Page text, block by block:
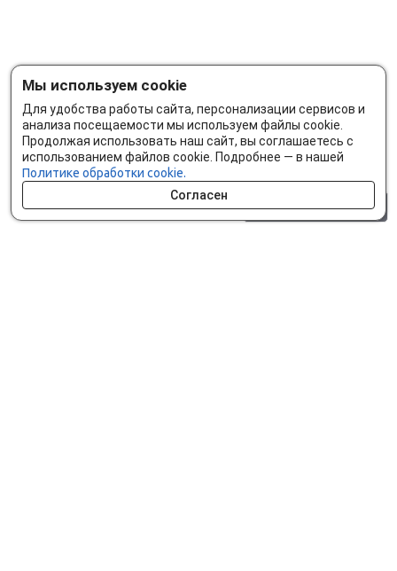
Мы используем cookie
Для удобства работы сайта, персонализации сервисов и
анализа посещаемости мы используем файлы cookie.
Продолжая использовать наш сайт, вы соглашаетесь с
использованием файлов cookie. Подробнее — в нашей
Политике обработки cookie.
Согласен